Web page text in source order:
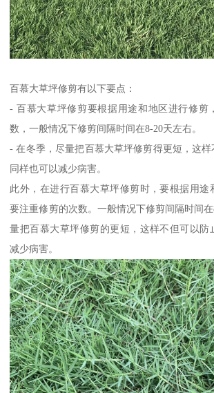
百慕大草坪修剪有以下要点：
- 百慕大草坪修剪要根据用途和地区进行修剪
数，一般情况下修剪间隔时间在8-20天左右。
- 在冬季，尽量把百慕大草坪修剪得更短，这样
同样也可以减少病害。
此外，在进行百慕大草坪修剪时，要根据用途
要注重修剪的次数。一般情况下修剪间隔时间
量把百慕大草坪修剪的更短，这样不但可以防
减少病害。